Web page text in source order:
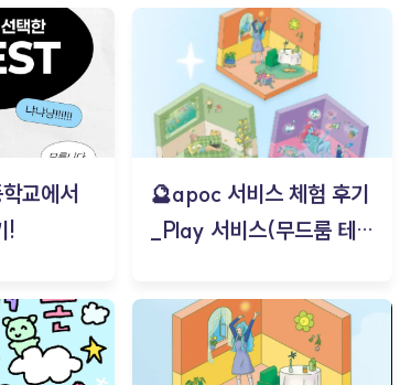
교에서
!
🔮apoc 서비스 체험 후기
_Play 서비스(무드룸 테스